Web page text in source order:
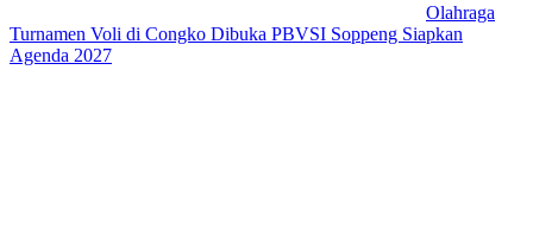
Olahraga
Turnamen Voli di Congko Dibuka PBVSI Soppeng Siapkan
Agenda 2027